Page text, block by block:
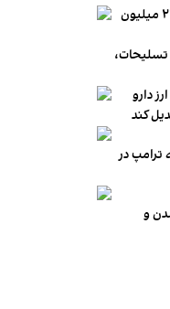
میانگین قیمت مسکن در تهران به متری ۲۴۰ میلیون
دارو
ترامپ در
و